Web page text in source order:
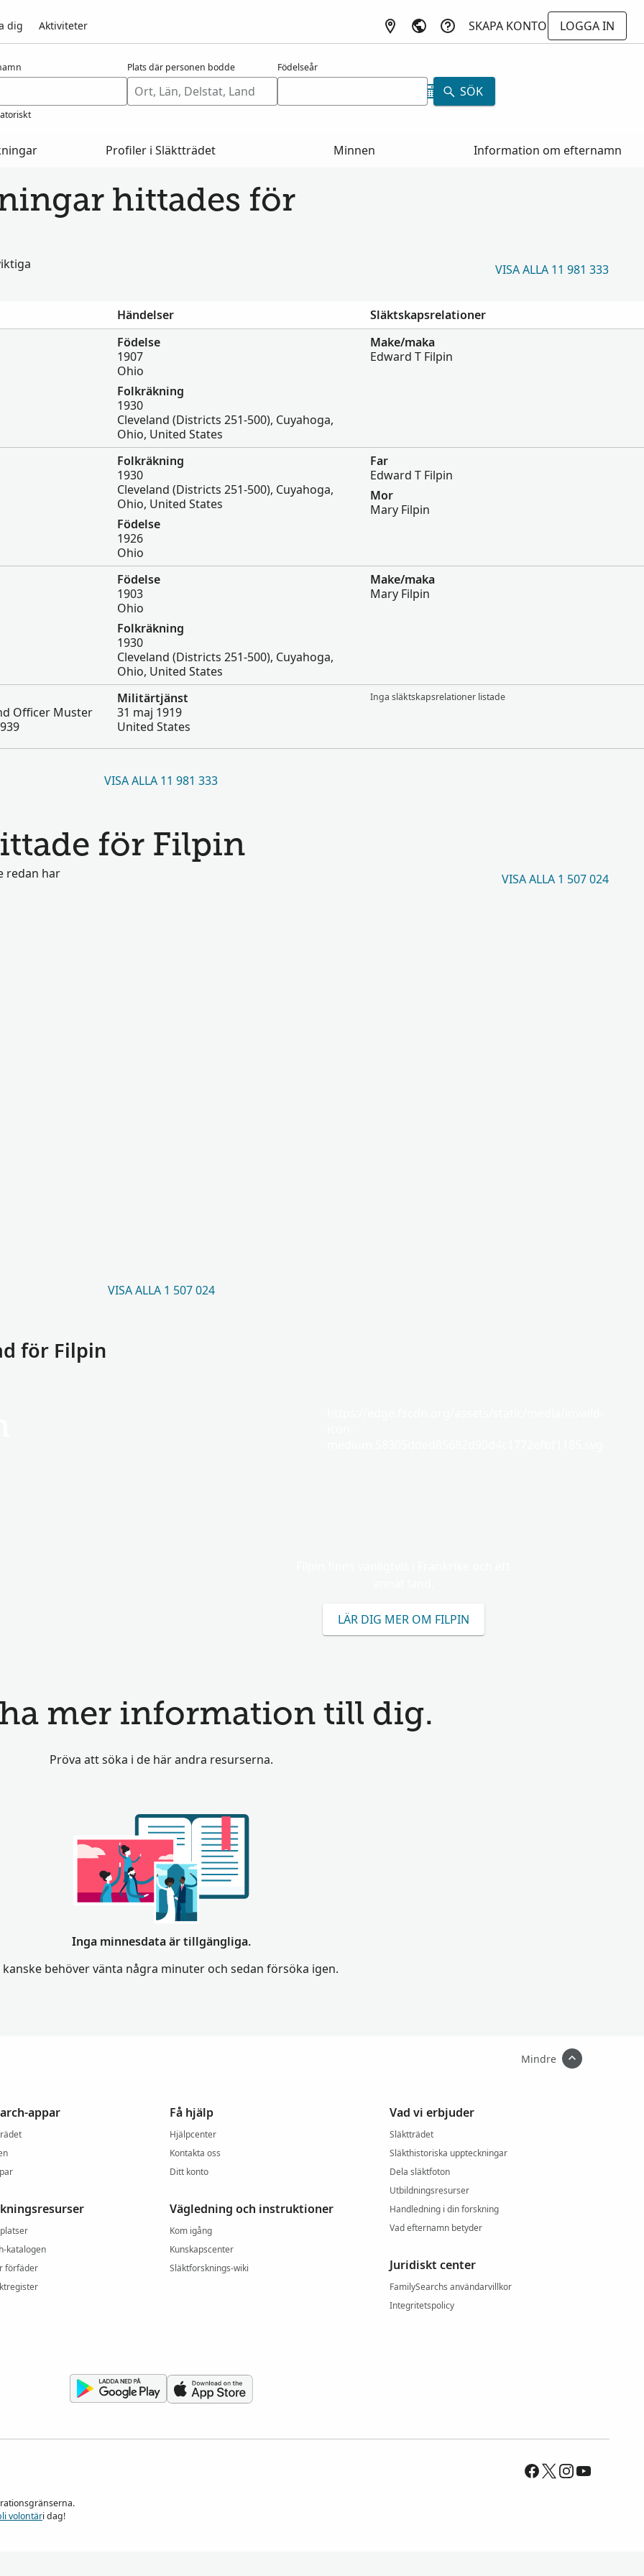
dig Aktiviteter SKAPA KONTO
LOGGA IN
Plats där personen bodde Födelseår
SÖK
Profiler i Släktträdet Minnen Information om efternamn
hittades för
VISA ALLA 11 981 333
Händelser
Släktskapsrelationer
Födelse
1907
Ohio
Folkräkning
1930
Cleveland (Districts 251-500), Cuyahoga,
Ohio, United States
Make/maka
Edward T Filpin
Folkräkning
1930
Cleveland (Districts 251-500), Cuyahoga,
Ohio, United States
Födelse
1926
Ohio
Far
Edward T Filpin
Mor
Mary Filpin
Födelse
1903
Ohio
Folkräkning
1930
Cleveland (Districts 251-500), Cuyahoga,
Ohio, United States
Make/maka
Mary Filpin
Officer Muster
Militärtjänst
31 maj 1919
United States
Inga släktskapsrelationer listade
VISA ALLA 11 981 333
för Filpin
redan har
VISA ALLA 1 507 024
VISA ALLA 1 507 024
för Filpin
LÄR DIG MER OM FILPIN
mer information till dig.
Pröva att söka i de här andra resurserna.
Inga minnesdata är tillgängliga.
kanske behöver vänta några minuter och sedan försöka igen.
Mindre
appar
katalogen
förfäder
Få hjälp
Hjälpcenter
Kontakta oss
Ditt konto
Vägledning och instruktioner
Kom igång
Kunskapscenter
Släktforsknings-wiki
Vad vi erbjuder
Släktträdet
Släkthistoriska uppteckningar
Dela släktfoton
Utbildningsresurser
Handledning i din forskning
Vad efternamn betyder
Juridiskt center
FamilySearchs användarvillkor
Integritetspolicy
volontäri dag!